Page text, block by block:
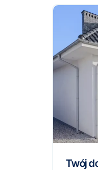
Twój